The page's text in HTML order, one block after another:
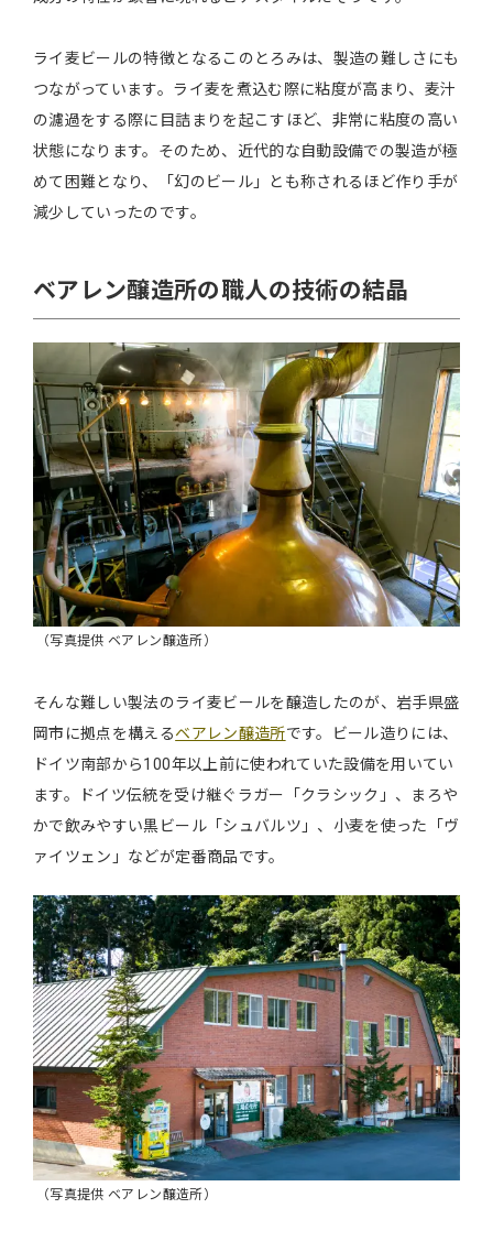
ライ麦ビールの特徴となるこのとろみは、製造の難しさにも
つながっています。ライ麦を煮込む際に粘度が高まり、麦汁
の濾過をする際に目詰まりを起こすほど、非常に粘度の高い
状態になります。そのため、近代的な自動設備での製造が極
めて困難となり、「幻のビール」とも称されるほど作り手が
減少していったのです。
ベアレン醸造所の職人の技術の結晶
（写真提供 ベアレン醸造所）
そんな難しい製法のライ麦ビールを醸造したのが、岩手県盛
岡市に拠点を構えるベアレン醸造所です。ビール造りには、
ドイツ南部から100年以上前に使われていた設備を用いてい
ます。ドイツ伝統を受け継ぐラガー「クラシック」、まろや
かで飲みやすい黒ビール「シュバルツ」、小麦を使った「ヴ
ァイツェン」などが定番商品です。
（写真提供 ベアレン醸造所）